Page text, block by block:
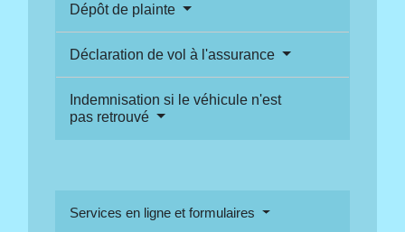
Dépôt de plainte
Déclaration de vol à l'assurance
Indemnisation si le véhicule n'est
pas retrouvé
Services en ligne et formulaires